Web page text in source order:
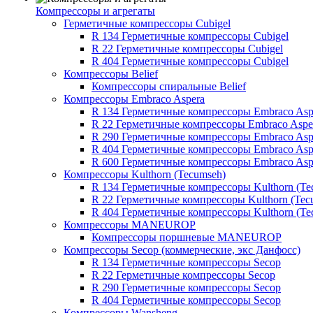
Компрессоры и агрегаты
Герметичные компрессоры Cubigel
R 134 Герметичные компрессоры Cubigel
R 22 Герметичные компрессоры Cubigel
R 404 Герметичные компрессоры Cubigel
Компрессоры Belief
Компрессоры спиральные Belief
Компрессоры Embraco Aspera
R 134 Герметичные компрессоры Embraco
R 22 Герметичные компрессоры Embraco
R 290 Герметичные компрессоры Embraco
R 404 Герметичные компрессоры Embraco
R 600 Герметичные компрессоры Embraco
Компрессоры Kulthorn (Tecumseh)
R 134 Герметичные компрессоры Kulthorn
R 22 Герметичные компрессоры Kulthorn
R 404 Герметичные компрессоры Kulthorn
Компрессоры MANEUROP
Компрессоры поршневые MANEUROP
Компрессоры Secop (коммерческие, экс Данфосс)
R 134 Герметичные компрессоры Secop
R 22 Герметичные компрессоры Secop
R 290 Герметичные компрессоры Secop
R 404 Герметичные компрессоры Secop